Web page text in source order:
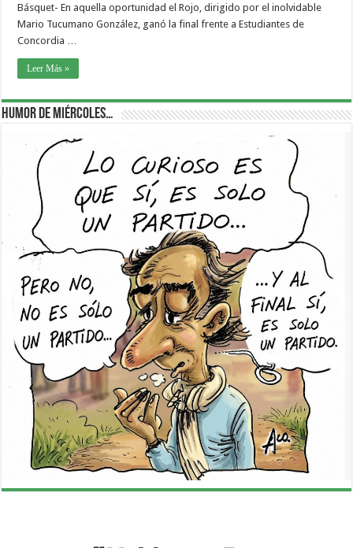
Básquet- En aquella oportunidad el Rojo, dirigido por el inolvidable
Mario Tucumano González, ganó la final frente a Estudiantes de
Concordia …
Leer Más »
Humor de Miércoles…